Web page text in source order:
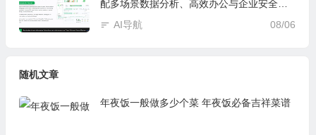
配多场景数据分析、高效办公与企业安全管
控
08/06
AI导航
随机文章
年夜饭一般做多少个菜 年夜饭必备吉祥菜谱